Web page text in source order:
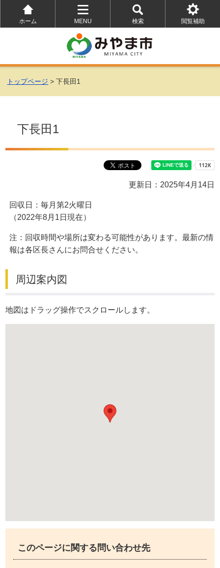
ホーム
MENU
を
開
く
検索
を
開
く
閲覧補助
を
トップページ > 下長田1
下長田1
更新日：2025年4月14日
回収日：毎月第2火曜日
（2022年8月1日現在）
注：回収時間や場所は変わる可能性があります。最新の情
報は各区長さんにお問合せください。
周辺案内図
地図はドラッグ操作でスクロールします。
このページに関する問い合わせ先